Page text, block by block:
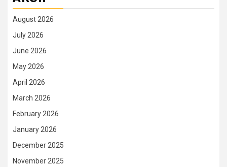
August 2026
July 2026
June 2026
May 2026
April 2026
March 2026
February 2026
January 2026
December 2025
November 2025